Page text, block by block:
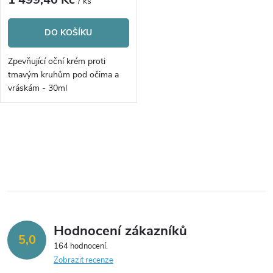
o
d
u
ů
r
o
d
u
DO KOŠÍKU
Zpevňující oční krém proti
tmavým kruhům pod očima a
vráskám - 30ml
l
d
a
5,0 Hodnocení zákazníků
164 hodnocení
Zobrazit recenze